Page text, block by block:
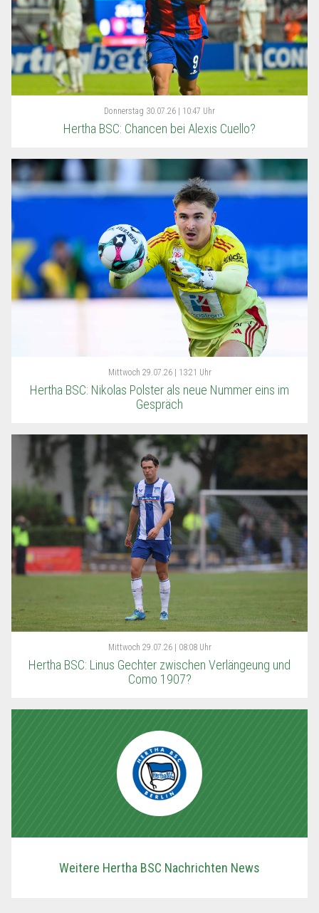
Donnerstag 30.07.26 | 10:47 Uhr
Hertha BSC: Chancen bei Alexis Cuello?
Mittwoch 29.07.26 | 13:21 Uhr
Hertha BSC: Nikolas Polster als neue Nummer eins im
Gespräch
Mittwoch 29.07.26 | 08:08 Uhr
Hertha BSC: Linus Gechter zwischen Verlängeung und
Como 1907?
Weitere Hertha BSC Nachrichten News